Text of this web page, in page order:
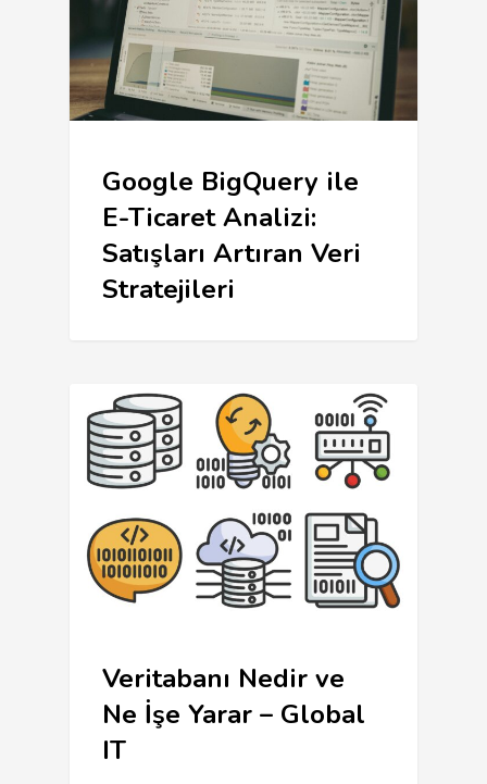
Google BigQuery ile
E-Ticaret Analizi:
Satışları Artıran Veri
Stratejileri
Veritabanı Nedir ve
Ne İşe Yarar – Global
IT